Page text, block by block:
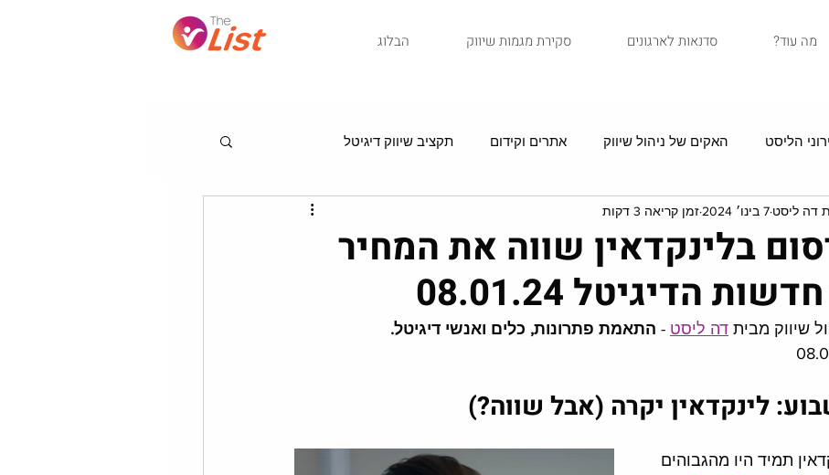
הבלוג סקירת מגמות שיווק סדנאות לארגונים ?מה עוד
הליסט האקים של ניהול שיווק אתרים וקידום תקציב שיווק דיגיטל
סיפורי לקוחות איקומרס מגמות לניהול שיווק
בלינקדאין שווה את המחיר
הדיגיטל 08.01.24
דה ליסט 7 בינו׳ 2024 זמן קריאה 3 דקות
שיווק מבית דה ליסט - התאמת פתרונות, כלים ואנשי דיגיטל.
לינקדאין יקרה (אבל שווה?)
תמיד היו מהגבוהים